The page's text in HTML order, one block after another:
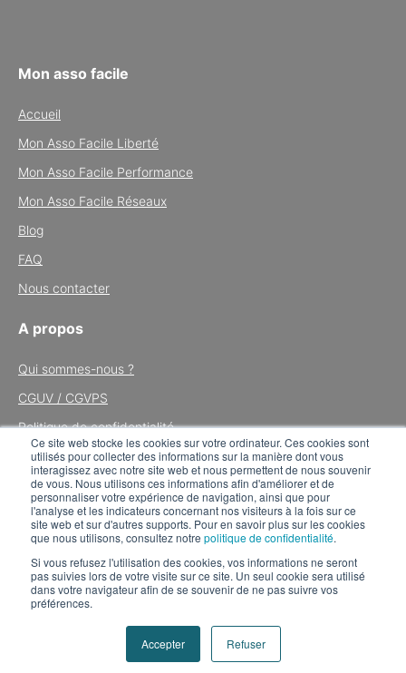
Ce site web stocke les cookies sur votre ordinateur. Ces cookies sont
utilisés pour collecter des informations sur la manière dont vous
interagissez avec notre site web et nous permettent de nous souvenir
de vous. Nous utilisons ces informations afin d'améliorer et de
personnaliser votre expérience de navigation, ainsi que pour
l'analyse et les indicateurs concernant nos visiteurs à la fois sur ce
site web et sur d'autres supports. Pour en savoir plus sur les cookies
que nous utilisons, consultez notre politique de confidentialité.
Si vous refusez l'utilisation des cookies, vos informations ne seront
pas suivies lors de votre visite sur ce site. Un seul cookie sera utilisé
dans votre navigateur afin de se souvenir de ne pas suivre vos
préférences.
Accepter Refuser
Mon asso facile
Accueil
Mon Asso Facile Liberté
Mon Asso Facile Performance
Mon Asso Facile Réseaux
Blog
FAQ
Nous contacter
A propos
Qui sommes-nous ?
CGUV / CGVPS
Politique de confidentialité
Mentions légales
Tous droits réservés © 2024 Mon Asso Facile
AssoConnect
9 rue des Colonnes
75002 PARIS